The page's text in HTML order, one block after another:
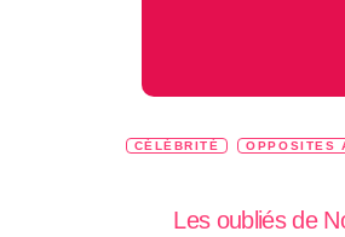
CÉLÉBRITÉ OPPOSITES
Les oubliés de